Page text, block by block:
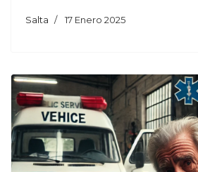
Salta 17 Enero 2025